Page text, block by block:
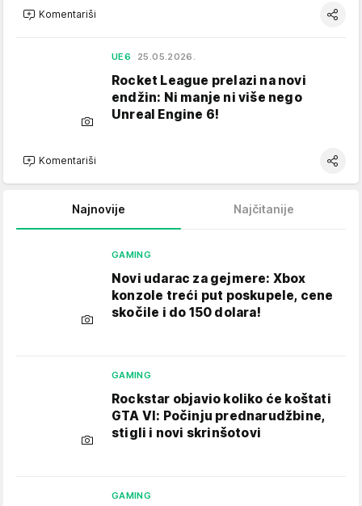
Komentariši
UE6 25.05.2026.
Rocket League prelazi na novi
endžin: Ni manje ni više nego
Unreal Engine 6!
Komentariši
Najnovije Najčitanije
GAMING
Novi udarac za gejmere: Xbox
konzole treći put poskupele, cene
skočile i do 150 dolara!
GAMING
Rockstar objavio koliko će koštati
GTA VI: Počinju prednarudžbine,
stigli i novi skrinšotovi
GAMING